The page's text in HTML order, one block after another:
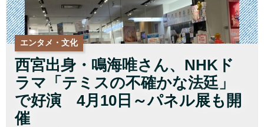
エンタメ・文化
西宮出身・鳴海唯さん、NHKド
ラマ「テミスの不確かな法廷」
で好演 4月10日～パネル展も開
催